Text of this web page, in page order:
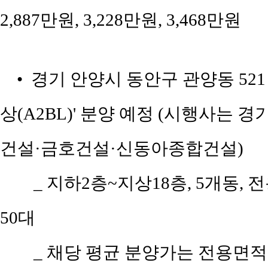
2,887만원, 3,228만원, 3,468만원
• 경기 안양시 동안구 관양동
상(A2BL)' 분양 예정 (시행사는 경
건설·금호건설·신동아종합건설)
_ 지하2층~지상18층, 5개동,
50대
_ 채당 평균 분양가는 전용면